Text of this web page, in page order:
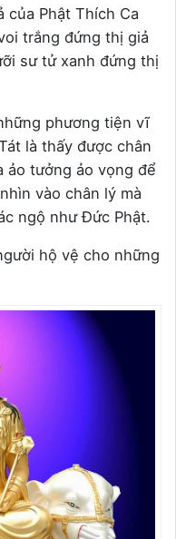
của Phật Thích Ca
trắng đứng thị giả
sư tử xanh đứng thị
phương tiện vĩ
là thấy được chân
ảo tưởng ảo vọng để
vào chân lý mà
ngộ như Đức Phật.
hộ vệ cho những